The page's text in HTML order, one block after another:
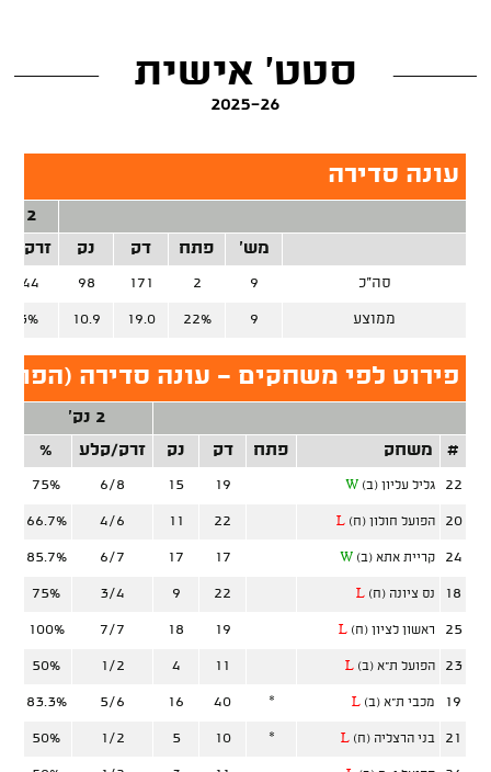
סטט' אישית
2025-26
עונה סדירה
2 נק'
מש'
פתח דק נק זרק/
סה"כ 9
2
171
98
44
ממוצע 9
22%
19.0
10.9
פירוט לפי משחקים - עונה סדירה
2 נק'
#
משחק פתח דק נק זרק/קלע %
22 גליל עליון (ב) W
19
15
6/8
75%
20 הפועל חולון (ח) L
22
11
4/6
66.7%
24 קריית אתא (ב) W
17
17
6/7
85.7%
18 נס ציונה (ח) L
22
9
3/4
75%
25 ראשון לציון (ח) L
19
18
7/7
100%
23 הפועל ת"א (ב) L
11
4
1/2
50%
19 מכבי ת"א (ב) L
*
40
16
5/6
83.3%
21 בני הרצליה (ח) L
*
10
5
1/2
50%